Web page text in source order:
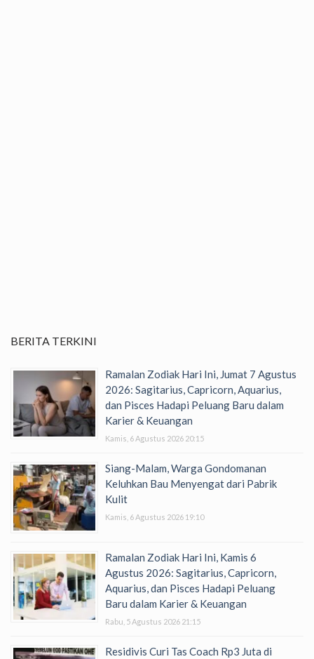
BERITA TERKINI
Ramalan Zodiak Hari Ini, Jumat 7 Agustus
2026: Sagitarius, Capricorn, Aquarius,
dan Pisces Hadapi Peluang Baru dalam
Karier & Keuangan
Kamis, 6 Agustus 2026 20:15
Siang-Malam, Warga Gondomanan
Keluhkan Bau Menyengat dari Pabrik
Kulit
Kamis, 6 Agustus 2026 19:10
Ramalan Zodiak Hari Ini, Kamis 6
Agustus 2026: Sagitarius, Capricorn,
Aquarius, dan Pisces Hadapi Peluang
Baru dalam Karier & Keuangan
Rabu, 5 Agustus 2026 21:15
Residivis Curi Tas Coach Rp3 Juta di